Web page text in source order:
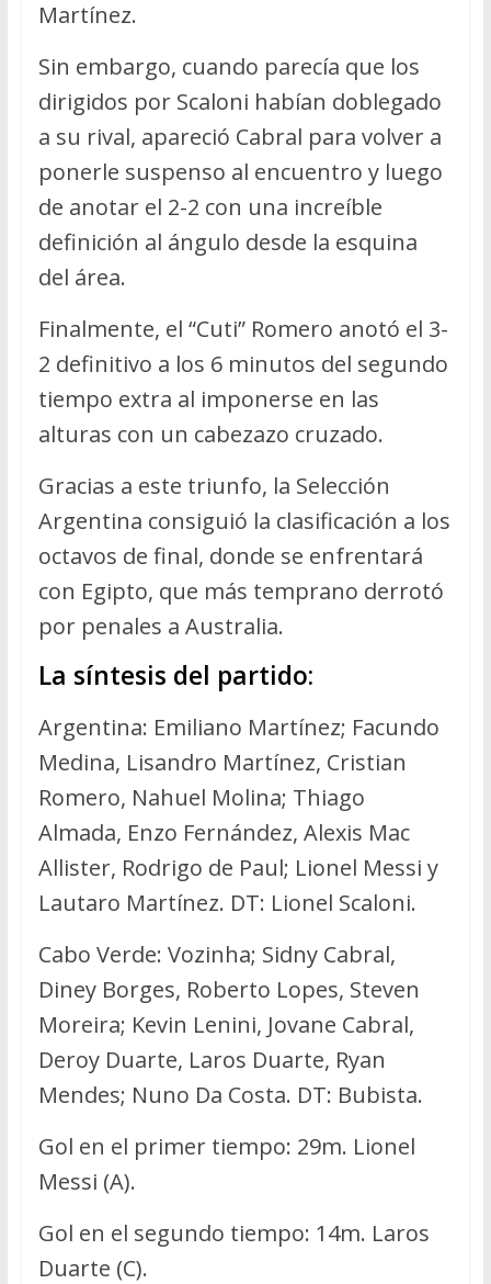
Martínez.
Sin embargo, cuando parecía que los
dirigidos por Scaloni habían doblegado
a su rival, apareció Cabral para volver a
ponerle suspenso al encuentro y luego
de anotar el 2-2 con una increíble
definición al ángulo desde la esquina
del área.
Finalmente, el “Cuti” Romero anotó el 3-
2 definitivo a los 6 minutos del segundo
tiempo extra al imponerse en las
alturas con un cabezazo cruzado.
Gracias a este triunfo, la Selección
Argentina consiguió la clasificación a los
octavos de final, donde se enfrentará
con Egipto, que más temprano derrotó
por penales a Australia.
La síntesis del partido:
Argentina: Emiliano Martínez; Facundo
Medina, Lisandro Martínez, Cristian
Romero, Nahuel Molina; Thiago
Almada, Enzo Fernández, Alexis Mac
Allister, Rodrigo de Paul; Lionel Messi y
Lautaro Martínez. DT: Lionel Scaloni.
Cabo Verde: Vozinha; Sidny Cabral,
Diney Borges, Roberto Lopes, Steven
Moreira; Kevin Lenini, Jovane Cabral,
Deroy Duarte, Laros Duarte, Ryan
Mendes; Nuno Da Costa. DT: Bubista.
Gol en el primer tiempo: 29m. Lionel
Messi (A).
Gol en el segundo tiempo: 14m. Laros
Duarte (C).